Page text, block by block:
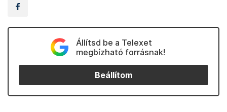
Állítsd be a Telexet
megbízható forrásnak!
Beállítom